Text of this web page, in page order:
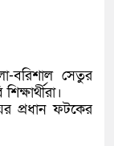
বরিশাল সেতুর
প্রধান ফটকের